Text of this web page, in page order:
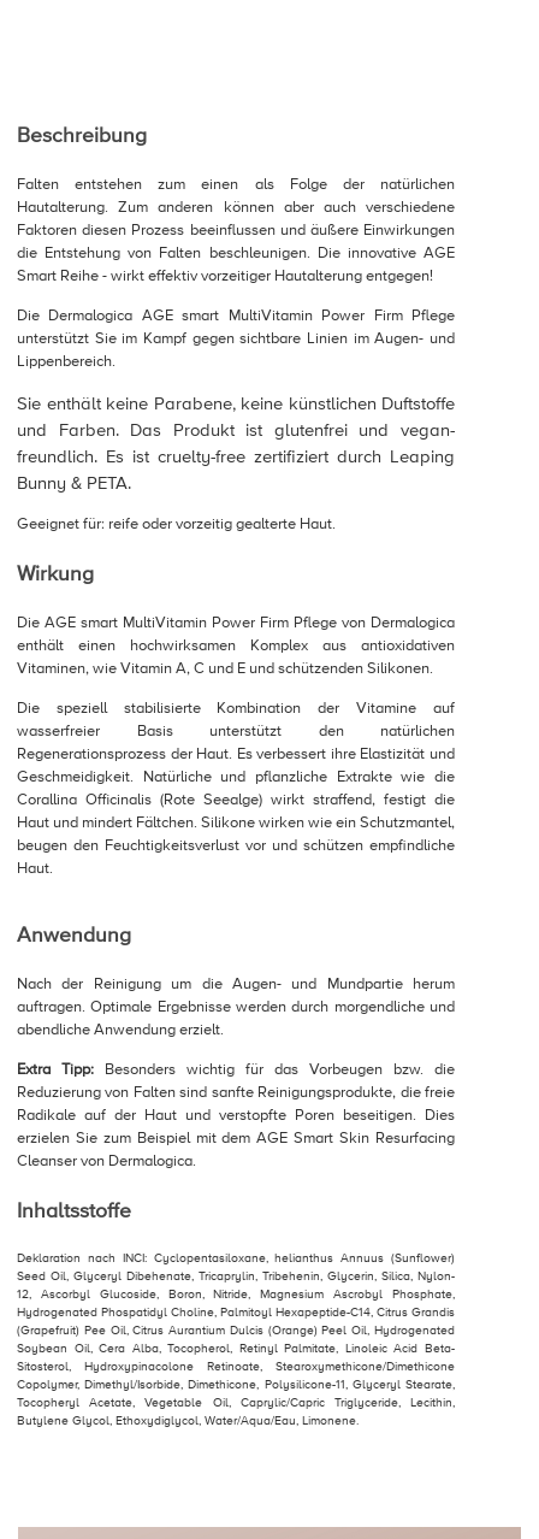
Beschreibung
Falten entstehen zum einen als Folge der natürlichen
Hautalterung. Zum anderen können aber auch verschiedene
Faktoren diesen Prozess beeinflussen und äußere Einwirkungen
die Entstehung von Falten beschleunigen. Die innovative AGE
Smart Reihe - wirkt effektiv vorzeitiger Hautalterung entgegen!
Die Dermalogica AGE smart MultiVitamin Power Firm Pflege
unterstützt Sie im Kampf gegen sichtbare Linien im Augen- und
Lippenbereich.
Sie enthält keine Parabene, keine künstlichen Duftstoffe
und Farben. Das Produkt ist glutenfrei und vegan-
freundlich. Es ist cruelty-free zertifiziert durch Leaping
Bunny & PETA.
Geeignet für: reife oder vorzeitig gealterte Haut.
Wirkung
Die AGE smart MultiVitamin Power Firm Pflege von Dermalogica
enthält einen hochwirksamen Komplex aus antioxidativen
Vitaminen, wie Vitamin A, C und E und schützenden Silikonen.
Die speziell stabilisierte Kombination der Vitamine auf
wasserfreier Basis unterstützt den natürlichen
Regenerationsprozess der Haut. Es verbessert ihre Elastizität und
Geschmeidigkeit. Natürliche und pflanzliche Extrakte wie die
Corallina Officinalis (Rote Seealge) wirkt straffend, festigt die
Haut und mindert Fältchen. Silikone wirken wie ein Schutzmantel,
beugen den Feuchtigkeitsverlust vor und schützen empfindliche
Haut.
Anwendung
Nach der Reinigung um die Augen- und Mundpartie herum
auftragen. Optimale Ergebnisse werden durch morgendliche und
abendliche Anwendung erzielt.
Extra Tipp: Besonders wichtig für das Vorbeugen bzw. die
Reduzierung von Falten sind sanfte Reinigungsprodukte, die freie
Radikale auf der Haut und verstopfte Poren beseitigen. Dies
erzielen Sie zum Beispiel mit dem AGE Smart Skin Resurfacing
Cleanser von Dermalogica.
Inhaltsstoffe
Deklaration nach INCI: Cyclopentasiloxane, helianthus Annuus (Sunflower)
Seed Oil, Glyceryl Dibehenate, Tricaprylin, Tribehenin, Glycerin, Silica, Nylon-
12, Ascorbyl Glucoside, Boron, Nitride, Magnesium Ascrobyl Phosphate,
Hydrogenated Phospatidyl Choline, Palmitoyl Hexapeptide-C14, Citrus Grandis
(Grapefruit) Pee Oil, Citrus Aurantium Dulcis (Orange) Peel Oil, Hydrogenated
Soybean Oil, Cera Alba, Tocopherol, Retinyl Palmitate, Linoleic Acid Beta-
Sitosterol, Hydroxypinacolone Retinoate, Stearoxymethicone/Dimethicone
Copolymer, Dimethyl/Isorbide, Dimethicone, Polysilicone-11, Glyceryl Stearate,
Tocopheryl Acetate, Vegetable Oil, Caprylic/Capric Triglyceride, Lecithin,
Butylene Glycol, Ethoxydiglycol, Water/Aqua/Eau, Limonene.